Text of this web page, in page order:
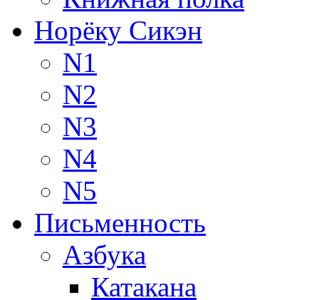
Норёку Сикэн
N1
N2
N3
N4
N5
Письменность
Азбука
Катакана